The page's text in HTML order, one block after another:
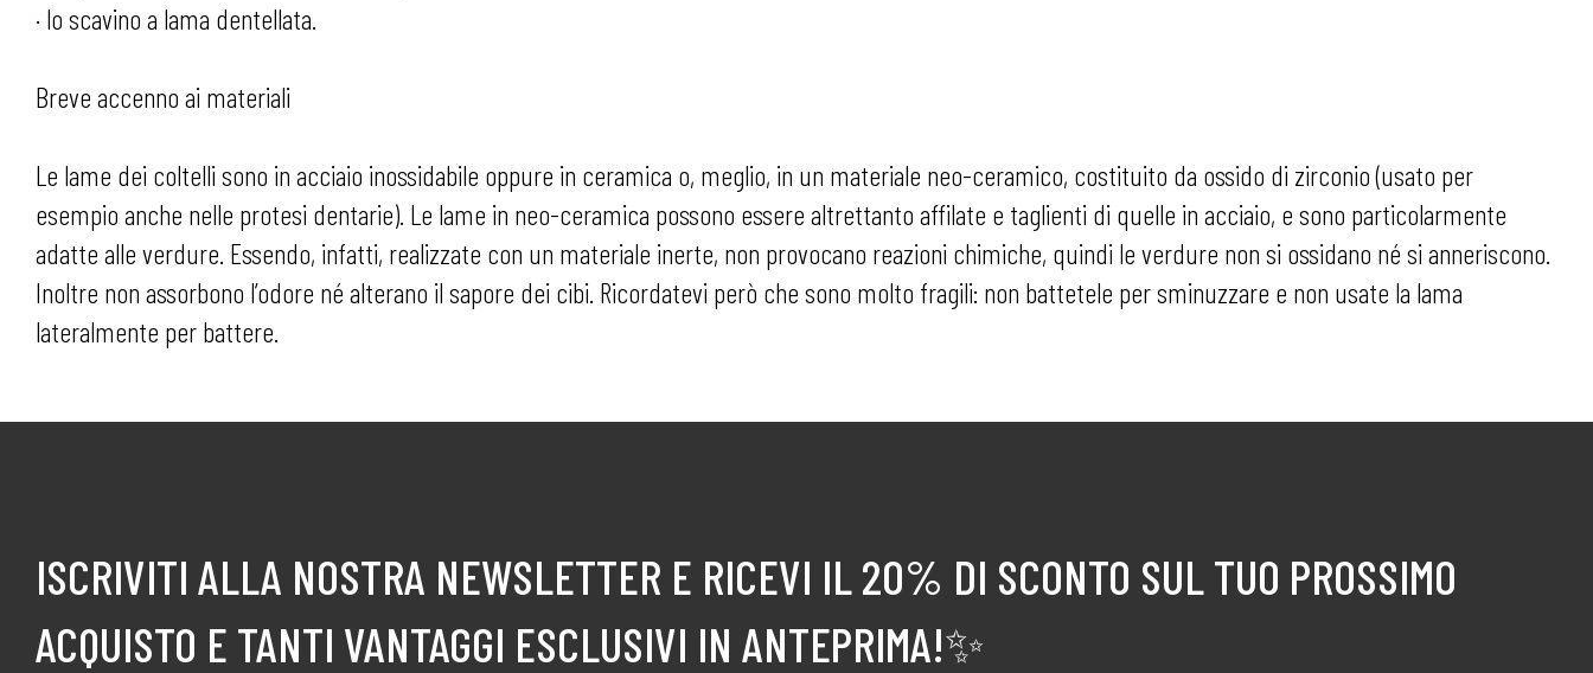
· lo scavino a lama dentellata.
Breve accenno ai materiali
Le lame dei coltelli sono in acciaio inossidabile oppure in ceramica o, meglio, in un materiale neo-ceramico, costituito da ossido di zirconio (usato per
esempio anche nelle protesi dentarie). Le lame in neo-ceramica possono essere altrettanto affilate e taglienti di quelle in acciaio, e sono particolarmente
adatte alle verdure. Essendo, infatti, realizzate con un materiale inerte, non provocano reazioni chimiche, quindi le verdure non si ossidano né si anneriscono.
Inoltre non assorbono l’odore né alterano il sapore dei cibi. Ricordatevi però che sono molto fragili: non battetele per sminuzzare e non usate la lama
lateralmente per battere.
ISCRIVITI ALLA NOSTRA NEWSLETTER E RICEVI IL 20% DI SCONTO SUL TUO PROSSIMO
ACQUISTO E TANTI VANTAGGI ESCLUSIVI IN ANTEPRIMA!✨